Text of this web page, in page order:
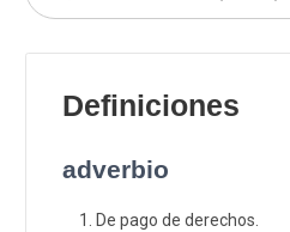
Definiciones
adverbio
De pago de derechos.